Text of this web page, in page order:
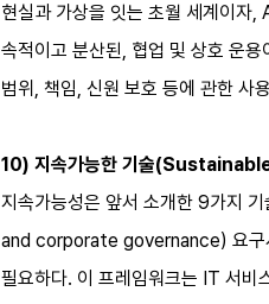
현실과 가상을 잇는 초월 세계이자
속적이고 분산된, 협업 및 상호 운
범위, 책임, 신원 보호 등에 관한 사
10) 지속가능한 기술
지속가능성은 앞서 소개한 9가지
and corporate governance) 요구
필요하다. 이 프레임워크는 IT 서비